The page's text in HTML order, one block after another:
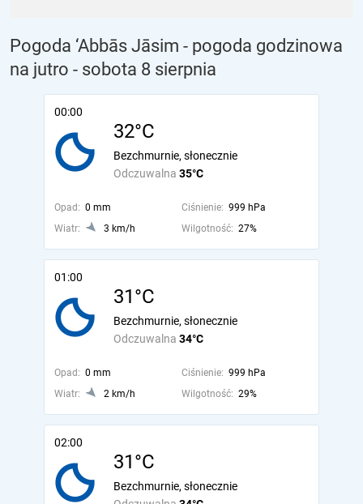
Pogoda ‘Abbās Jāsim - pogoda godzinowa
na jutro - sobota 8 sierpnia
00:00
32°C
Odczuwalna 35°C
Bezchmurnie, słonecznie
Opad: 0 mm Ciśnienie: 999 hPa
Wiatr:
3 km/h Wilgotność: 27%
01:00
31°C
Odczuwalna 34°C
Bezchmurnie, słonecznie
Opad: 0 mm Ciśnienie: 999 hPa
Wiatr:
2 km/h Wilgotność: 29%
02:00
31°C
Bezchmurnie, słonecznie